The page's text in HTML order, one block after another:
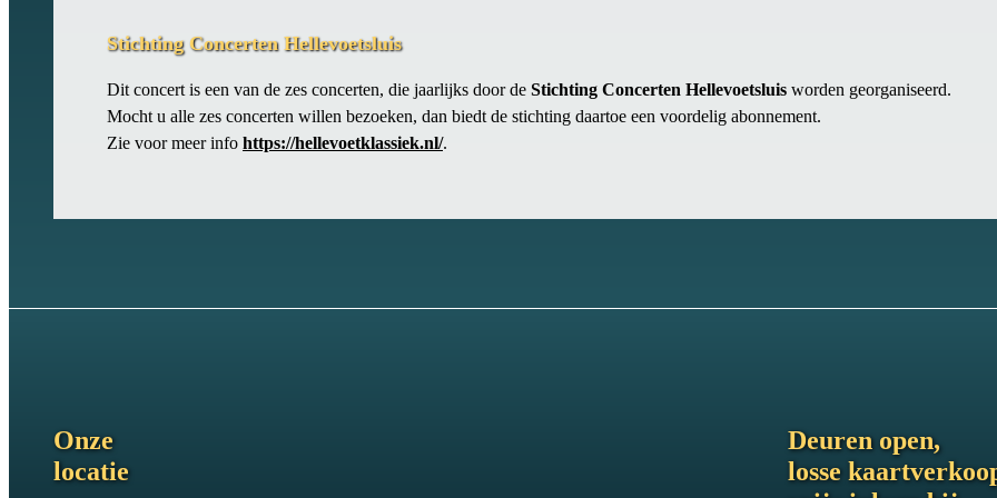
Stichting Concerten Hellevoetsluis
Dit concert is een van de zes concerten, die jaarlijks door de Stichting Concerten Hellevoetsluis worden georganiseerd.
Mocht u alle zes concerten willen bezoeken, dan biedt de stichting daartoe een voordelig abonnement.
Zie voor meer info https://hellevoetklassiek.nl/.
Onze
locatie
Deuren open,
losse